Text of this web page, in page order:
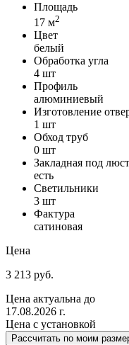
Площадь
17 м2
Цвет
белый
Обработка угла
4 шт
Профиль
алюминиевый
Изготовление
1 шт
Обход труб
0 шт
Закладная под
есть
Светильники
3 шт
Фактура
сатиновая
Цена
3 213 руб.
Цена актуальна до
17.08.2026 г.
Цена с установкой
Рассчитать по моим